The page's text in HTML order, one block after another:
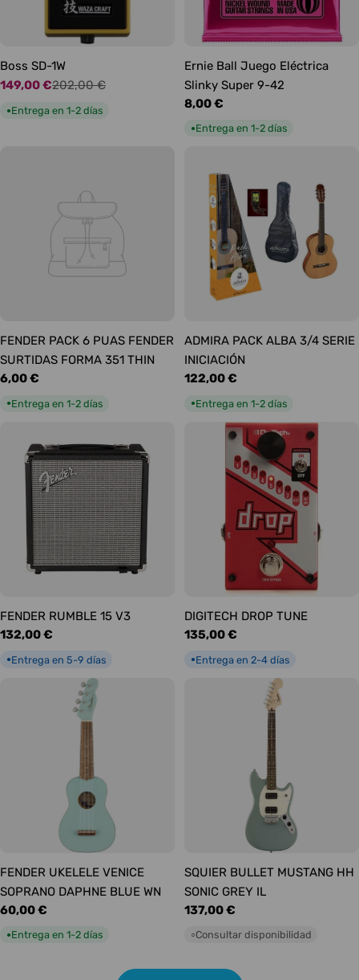
Boss SD-1W
Precio
de
149,00 €
Precio
habitual
202,00 €
●Entrega en 1-2 días
Ernie Ball Juego Eléctrica
Slinky Super 9-42
Precio
habitual
8,00 €
●Entrega en 1-2 días
FENDER PACK 6 PUAS FENDER
SURTIDAS FORMA 351 THIN
Precio
6,00 €
●Entrega en 1-2 días
ADMIRA PACK ALBA 3/4 SERIE
INICIACIÓN
Precio
122,00 €
●Entrega en 1-2 días
FENDER RUMBLE 15 V3
Precio
132,00 €
●Entrega en 5-9 días
DIGITECH DROP TUNE
Precio
135,00 €
●Entrega en 2-4 días
FENDER UKELELE VENICE
SOPRANO DAPHNE BLUE WN
Precio
habitual
60,00 €
●Entrega en 1-2 días
SQUIER BULLET MUSTANG HH
SONIC GREY IL
Precio
habitual
137,00 €
○Consultar disponibilidad